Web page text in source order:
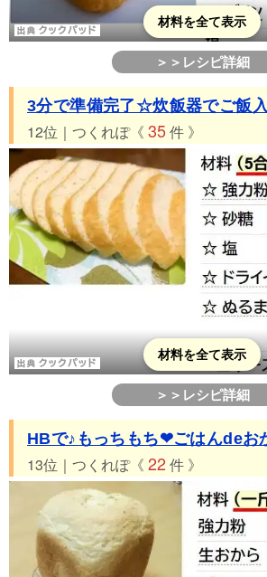
材料を全て表示
＞＞レシピ詳細
3分で準備完了☆炊飯器でご飯
12位｜つくれぽ《 35件 》
材料を全て表示
＞＞レシピ詳細
HBで♪もっちもち❤ごはんdeお
13位｜つくれぽ《 22 件 》